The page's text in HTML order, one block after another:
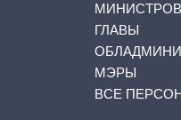
МИНИСТРОВ
ГЛАВЫ
МЭРЫ
ВСЕ